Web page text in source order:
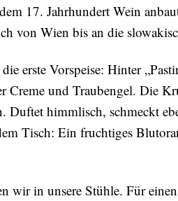
17. Jahrhundert Wein
von Wien bis an die
erste Vorspeise: Hinter
Creme und Traubengel. Die
Duftet himmlisch, schmeckt
Tisch: Ein fruchtiges
wir in unsere Stühle. Für